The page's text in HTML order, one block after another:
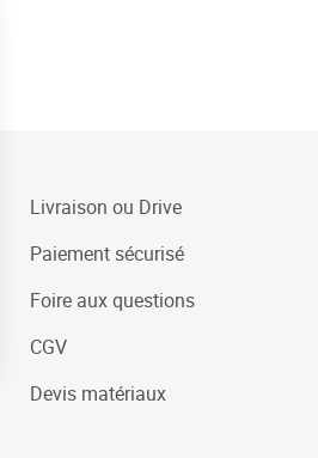
Livraison ou Drive
Paiement sécurisé
Foire aux questions
CGV
Devis matériaux